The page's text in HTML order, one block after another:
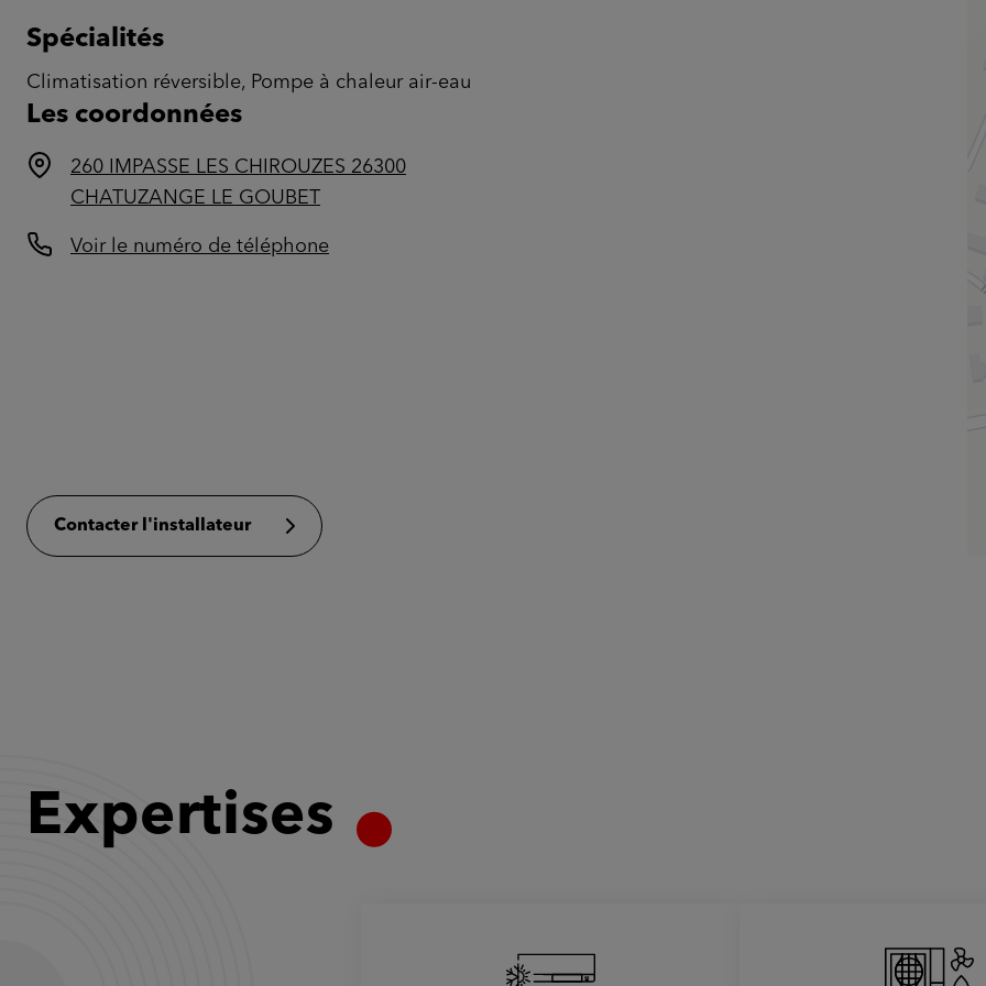
Spécialités
Climatisation réversible, Pompe à chaleur air-eau
Les coordonnées
260 IMPASSE LES CHIROUZES 26300
CHATUZANGE LE GOUBET
Voir le numéro de téléphone
Contacter l'installateur
Expertises